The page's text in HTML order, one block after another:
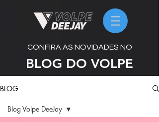
CONFIRA AS NOVIDADES NO
BLOG DO VOLPE
BLOG
Blog Volpe DeeJay